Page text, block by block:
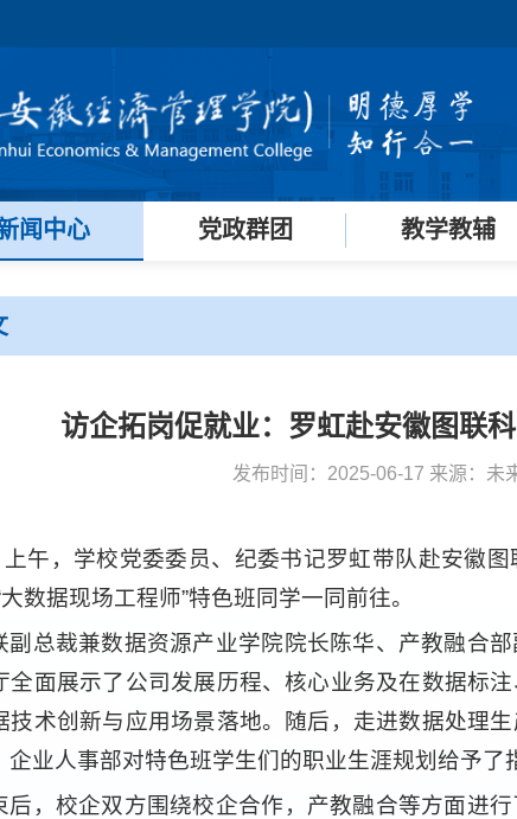
闻中心 党政群团 教学教辅
访企拓岗促就业：罗虹赴安徽图联
发布时间：2025-06-17 来源：未
午，学校党委委员、纪委书记罗虹带队赴安徽
数据现场工程师”特色班同学一同前往。
副总裁兼数据资源产业学院院长陈华、产教融合
全面展示了公司发展历程、核心业务及在数据标
技术创新与应用场景落地。随后，走进数据处理
企业人事部对特色班学生们的职业生涯规划给予了
后，校企双方围绕校企合作，产教融合等方面进